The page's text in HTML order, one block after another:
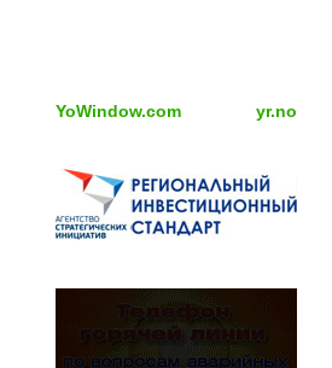
YoWindow.com yr.no